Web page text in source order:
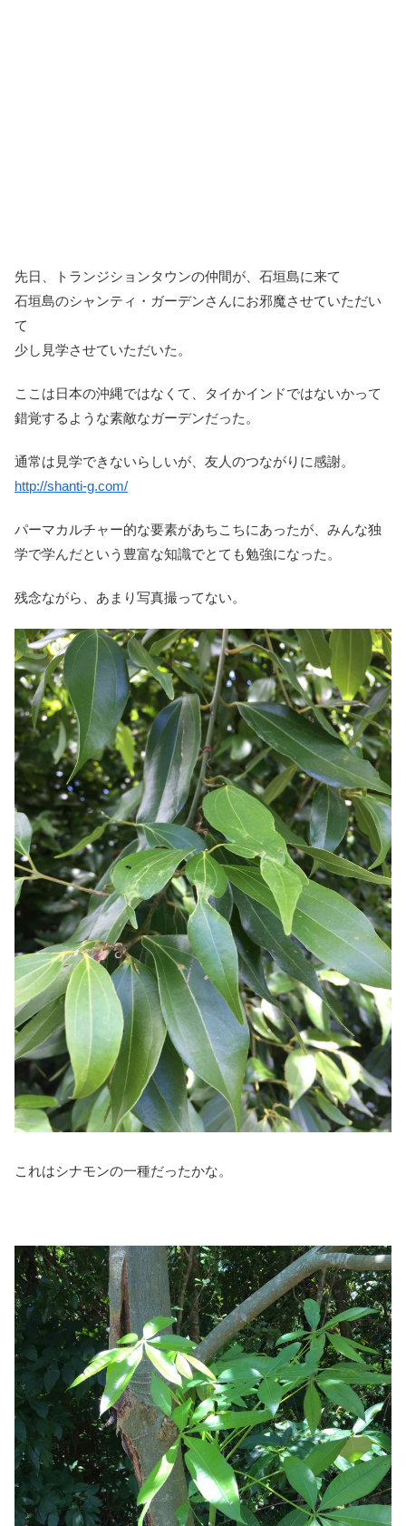
先日、トランジションタウンの仲間が、石垣島に来て
石垣島のシャンティ・ガーデンさんにお邪魔させていただい
て
少し見学させていただいた。
ここは日本の沖縄ではなくて、タイかインドではないかって
錯覚するような素敵なガーデンだった。
通常は見学できないらしいが、友人のつながりに感謝。
http://shanti-g.com/
パーマカルチャー的な要素があちこちにあったが、みんな独
学で学んだという豊富な知識でとても勉強になった。
残念ながら、あまり写真撮ってない。
これはシナモンの一種だったかな。